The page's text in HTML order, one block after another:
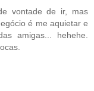
vontade de ir, mas
é me aquietar e
amigas... hehehe.